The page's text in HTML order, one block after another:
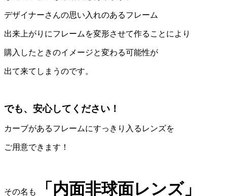
デザイナーさんの思い入れのあるフレーム
出来上がりにフレームを変形させて作ることにより
購入したときのイメージと変わる可能性が
出て来てしまうのです。
でも、安心してください！
カーブがあるフレームにすっきり入るレンズを
ご用意できます！
その名も 「内面非球面レンズ」